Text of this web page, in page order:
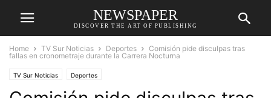
NEWSPAPER
DISCOVER THE ART OF PUBLISHING
Home TV Sur Noticias Deportes
Comisión pide disculpas tras
fallas en cronometraje durante la Carrera Nocturna
TV Sur Noticias Deportes